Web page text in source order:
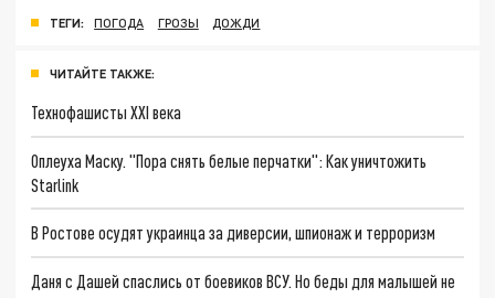
ТЕГИ: ПОГОДА ГРОЗЫ ДОЖДИ
ЧИТАЙТЕ ТАКЖЕ:
Технофашисты XXI века
Оплеуха Маску. "Пора снять белые перчатки": Как уничтожить
Starlink
В Ростове осудят украинца за диверсии, шпионаж и терроризм
Даня с Дашей спаслись от боевиков ВСУ. Но беды для малышей не